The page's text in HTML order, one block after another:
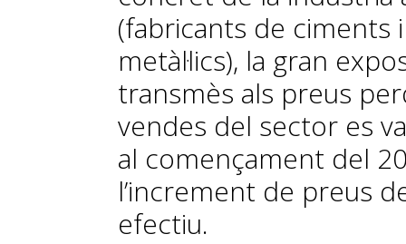
(fabricants de ciments
metàl·lics), la gran
transmès als preus
vendes del sector es
al començament del
l’increment de preus
efectiu.